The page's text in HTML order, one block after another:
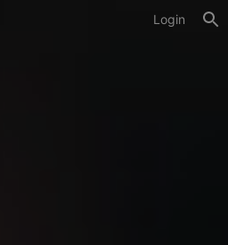
Login